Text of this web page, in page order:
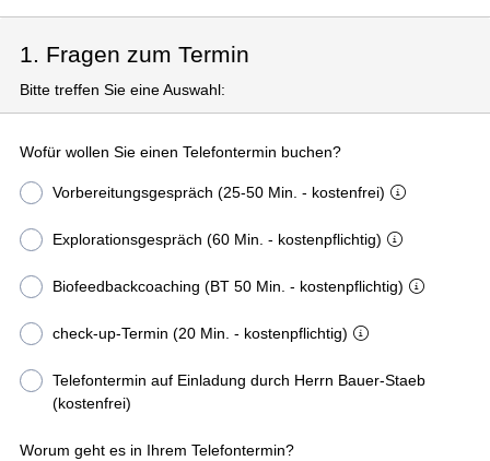
1. Fragen zum Termin
Bitte treffen Sie eine Auswahl:
Wofür wollen Sie einen Telefontermin buchen?
Vorbereitungsgespräch (25-50 Min. - kostenfrei)
Explorationsgespräch (60 Min. - kostenpflichtig)
Biofeedbackcoaching (BT 50 Min. - kostenpflichtig)
check-up-Termin (20 Min. - kostenpflichtig)
Telefontermin auf Einladung durch Herrn Bauer-Staeb
(kostenfrei)
Worum geht es in Ihrem Telefontermin?